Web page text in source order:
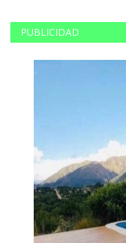
PUBLICIDAD